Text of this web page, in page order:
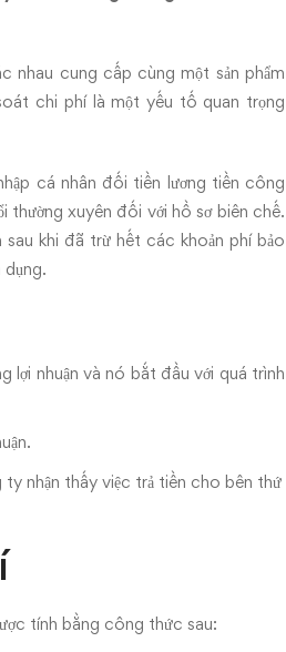
cung cấp cùng một sản phẩm
chi phí là một yếu tố quan trọng
cá nhân đối tiền lương tiền công
thường xuyên đối với hồ sơ biên chế.
khi đã trừ hết các khoản phí bảo
dụng.
lợi nhuận và nó bắt đầu với quá trình
ty nhận thấy việc trả tiền cho bên thứ
tính bằng công thức sau: